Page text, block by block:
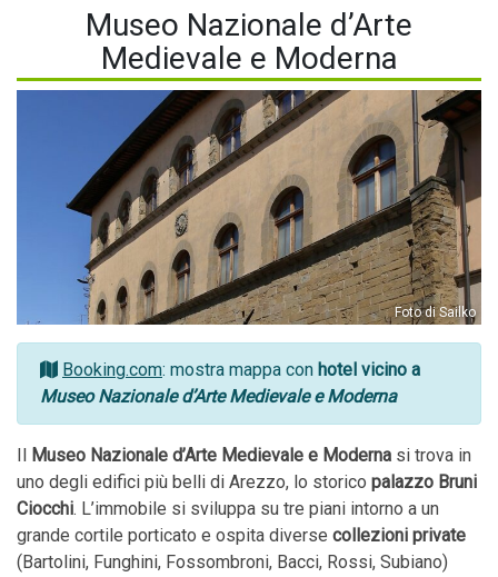
Museo Nazionale d’Arte
Medievale e Moderna
Foto di Sailko
Booking.com: mostra mappa con hotel vicino a
Museo Nazionale d’Arte Medievale e Moderna
Il Museo Nazionale d’Arte Medievale e Moderna si trova in
uno degli edifici più belli di Arezzo, lo storico palazzo Bruni
Ciocchi. L’immobile si sviluppa su tre piani intorno a un
grande cortile porticato e ospita diverse collezioni private
(Bartolini, Funghini, Fossombroni, Bacci, Rossi, Subiano)